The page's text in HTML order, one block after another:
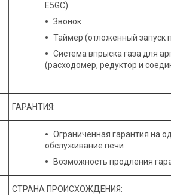
E5GC)
Звонок
Таймер (отложенный запуск
Система впрыска газа для
(расходомер, редуктор и
ГАРАНТИЯ:
Ограниченная гарантия на
обслуживание печи
Возможность продления
СТРАНА ПРОИСХОЖДЕНИЯ: